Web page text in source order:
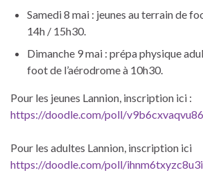
Samedi 8 mai : jeunes au terrain de
14h / 15h30.
Dimanche 9 mai : prépa physique
foot de l’aérodrome à 10h30.
Pour les jeunes Lannion, inscription ici :
https://doodle.com/poll/
Pour les adultes Lannion, inscription ici
https://doodle.com/poll/